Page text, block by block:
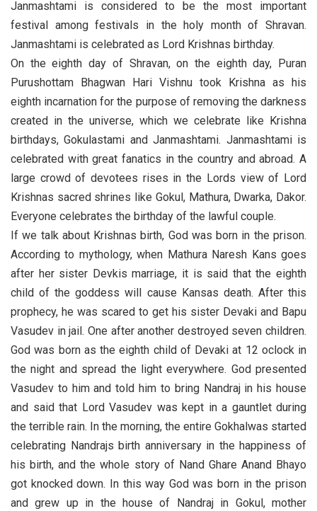
Janmashtami is considered to be the most important
festival among festivals in the holy month of Shravan.
Janmashtami is celebrated as Lord Krishnas birthday.
On the eighth day of Shravan, on the eighth day, Puran
Purushottam Bhagwan Hari Vishnu took Krishna as his
eighth incarnation for the purpose of removing the darkness
created in the universe, which we celebrate like Krishna
birthdays, Gokulastami and Janmashtami. Janmashtami is
celebrated with great fanatics in the country and abroad. A
large crowd of devotees rises in the Lords view of Lord
Krishnas sacred shrines like Gokul, Mathura, Dwarka, Dakor.
Everyone celebrates the birthday of the lawful couple.
If we talk about Krishnas birth, God was born in the prison.
According to mythology, when Mathura Naresh Kans goes
after her sister Devkis marriage, it is said that the eighth
child of the goddess will cause Kansas death. After this
prophecy, he was scared to get his sister Devaki and Bapu
Vasudev in jail. One after another destroyed seven children.
God was born as the eighth child of Devaki at 12 oclock in
the night and spread the light everywhere. God presented
Vasudev to him and told him to bring Nandraj in his house
and said that Lord Vasudev was kept in a gauntlet during
the terrible rain. In the morning, the entire Gokhalwas started
celebrating Nandrajs birth anniversary in the happiness of
his birth, and the whole story of Nand Ghare Anand Bhayo
got knocked down. In this way God was born in the prison
and grew up in the house of Nandraj in Gokul, mother